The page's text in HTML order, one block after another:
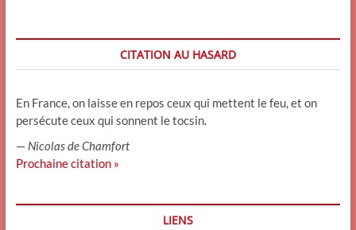
CITATION AU HASARD
En France, on laisse en repos ceux qui mettent le feu, et on
persécute ceux qui sonnent le tocsin.
— Nicolas de Chamfort
Prochaine citation »
LIENS